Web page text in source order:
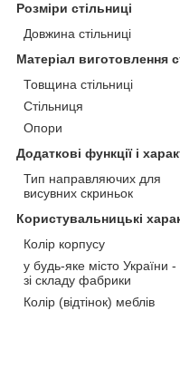
Розміри стільниці
Довжина стільниці
Матеріал виготовлення
Товщина стільниці
Стільниця
Опори
Додаткові функції і
Тип направляючих для
висувних скриньок
Користувальницькі
Колір корпусу
у будь-яке місто України -
зі складу фабрики
Колір (відтінок) меблів